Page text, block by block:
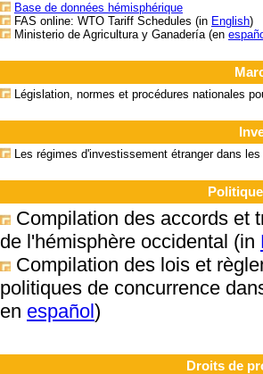
Base de données hémisphérique
FAS online: WTO Tariff Schedules (in English)
Ministerio de Agricultura y Ganadería (en
Législation, normes et procédures nationales
Les régimes d'investissement étranger dans
Compilation des accords et
de l'hémisphère occidental (in
Compilation des lois et
politiques de concurrence
en español)
Droits de